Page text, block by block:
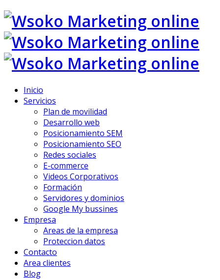
Inicio
Servicios
Plan de movilidad
Desarrollo web
Posicionamiento SEM
Posicionamiento SEO
Redes sociales
E-commerce
Videos Corporativos
Formación
Servidores y dominios
Google My bussines
Empresa
Areas de la empresa
Proteccion datos
Contacto
Area clientes
Blog